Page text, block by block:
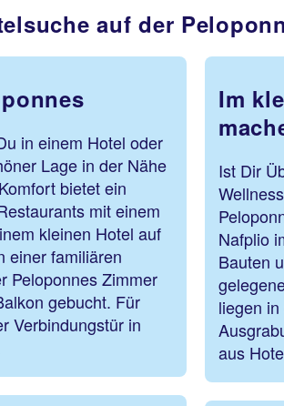
auf der
in einem Hotel oder
Lage in der Nähe
bietet ein
mit einem
kleinen Hotel auf
einer familiären
Peloponnes Zimmer
gebucht. Für
Verbindungstür in
Im
Ist Dir
Nafplio
Bauten
liegen
aus